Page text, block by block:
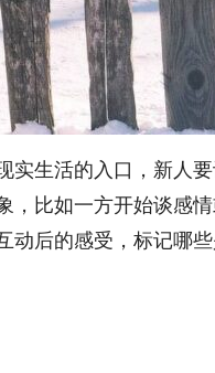
实生活的入口，新人
，比如一方开始谈感
动后的感受，标记哪